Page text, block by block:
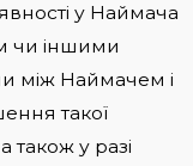
у Наймача
чи іншими
між Наймачем і
такої
також у разі